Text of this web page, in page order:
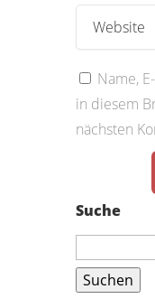
Name,
in diesem
nächsten
Suche
Suchen